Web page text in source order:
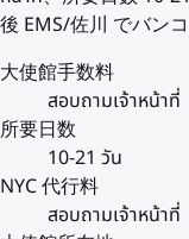
後 EMS/佐川 でバン
大使館手数料
สอบถามเจ้าหน้าที่
所要日数
10-21 วัน
NYC 代行料
สอบถามเจ้าหน้าที่